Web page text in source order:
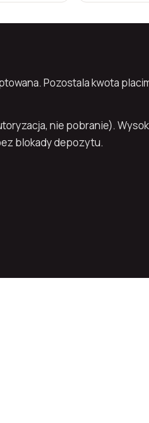
Pozostala kwota
nie pobranie).
blokady depozytu.